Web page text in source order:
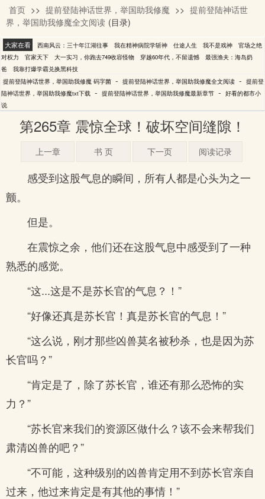
码字菌
首页 >> 提前登陆神话世界，举国助我修魔 >> 提前登陆神话世
界，举国助我修魔全文阅读 (目录)
大家在看 西南风云：三十年江湖往事 我在精神病院学斩神 仕途人生 我不是戏神
官场之绝
对权力
官家天下 大一实习，你跑去749收容怪物 穿越60年代，不留遗憾
最强渔夫：海岛奶
爸
我靠打爆学霸兑换黑科技
提前登陆神话世界，举国助我修魔 码字菌 - 提前登陆神话世界，举国助我修魔全文阅读 - 提前登
陆神话世界，举国助我修魔txt下载 - 提前登陆神话世界，举国助我修魔最新章节 - 好看的都市小
说
第265章 震惊全球！破坏空间缝隙！
上一章 书 页 下一页 阅读记录
感受到这股气息的瞬间，所有人都是心头为之一
颤。
但是。
在震惊之余，他们还在这股气息中感受到了一种
熟悉的感觉。
“这...这是不是苏长官的气息？！”
“好像还真是苏长官！真是苏长官的气息！”
“这么说，刚才那些凶兽莫名被秒杀，也是因为苏
长官吗？”
“肯定是了，除了苏长官，谁还有那么恐怖的实
力？”
“苏长官来我们的资源区做什么？该不会来帮我们
肃清凶兽的吧？”
“不可能，这种级别的凶兽肯定用不到苏长官亲自
过来，他过来肯定是有其他的事情！”